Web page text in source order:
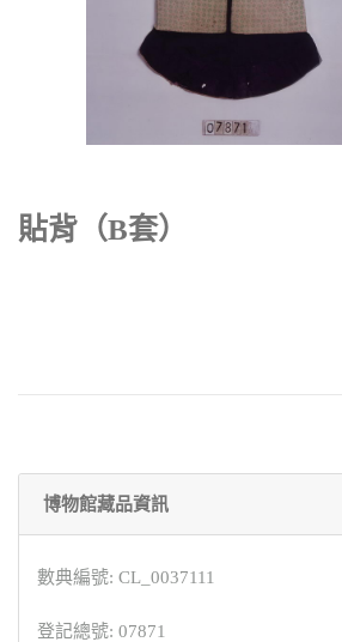
貼背（B套）
博物館藏品資訊
數典編號: CL_0037111
登記總號: 07871